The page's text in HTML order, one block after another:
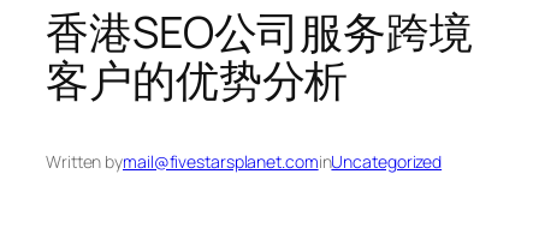
香港SEO公司服务跨境
客户的优势分析
Written bymail@fivestarsplanet.cominUncategorized